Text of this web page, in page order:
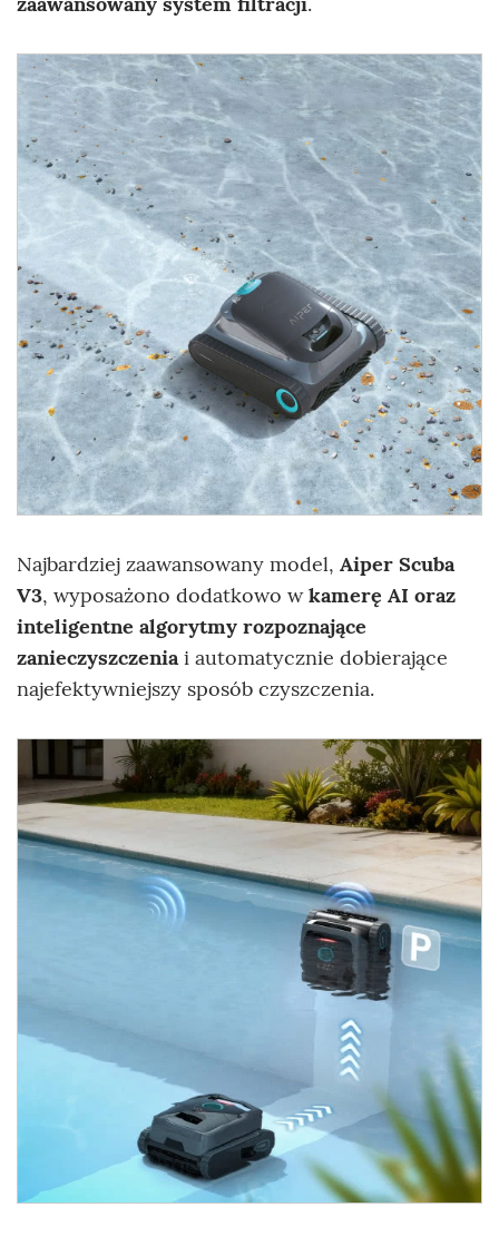
Najbardziej zaawansowany model, Aiper Scuba
V3, wyposażono dodatkowo wkamerę AI oraz
inteligentne algorytmy rozpoznające
zanieczyszczeniai automatycznie dobierające
najefektywniejszy sposób czyszczenia.